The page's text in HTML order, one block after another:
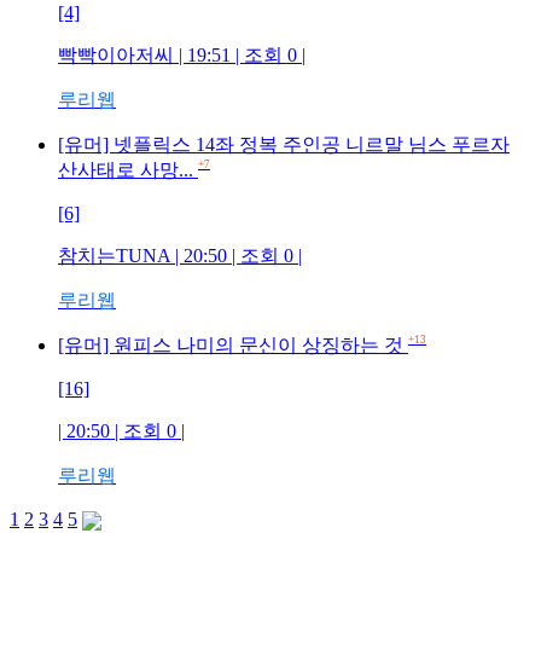
[4]
빡빡이아저씨 | 19:51 | 조회 0 |
루리웹
[유머] 넷플릭스 14좌 정복 주인공 니르말 님스 푸르자
산사태로 사망... +7
[6]
참치는TUNA | 20:50 | 조회 0 |
루리웹
[유머] 원피스 나미의 문신이 상징하는 것 +13
[16]
| 20:50 | 조회 0 |
루리웹
1 2 3 4 5